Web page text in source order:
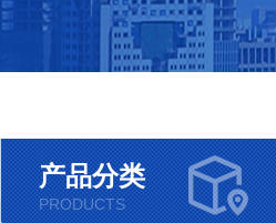
产品分类
PRODUCTS